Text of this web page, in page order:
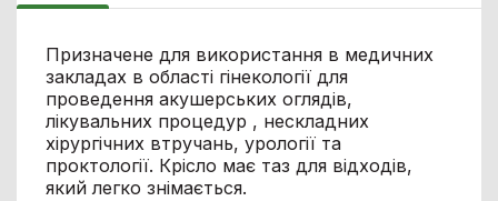
Призначене для використання в медичних
закладах в області гінекології для
проведення акушерських оглядів,
лікувальних процедур , нескладних
хірургічних втручань, урології та
проктології. Крісло має таз для відходів,
який легко знімається.